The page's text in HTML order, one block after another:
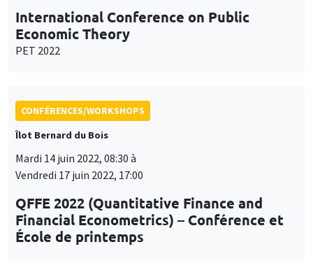
International Conference on Public
Economic Theory
PET 2022
CONFÉRENCES/WORKSHOPS
Îlot Bernard du Bois
Mardi 14 juin 2022, 08:30 à
Vendredi 17 juin 2022, 17:00
QFFE 2022 (Quantitative Finance and
Financial Econometrics) – Conférence et
École de printemps